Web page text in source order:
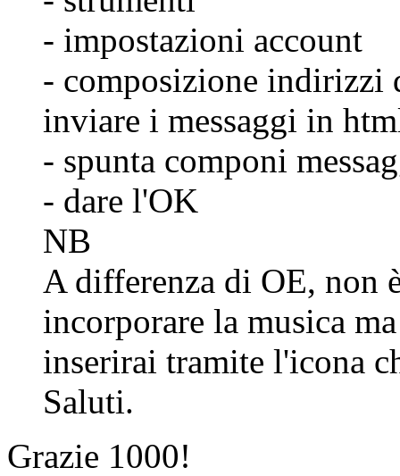
- impostazioni account
- composizione indirizzi
inviare i messaggi in
- spunta componi
- dare l'OK
NB
A differenza di OE, non
incorporare la musica
inserirai tramite l'icona
Saluti.
Grazie 1000!